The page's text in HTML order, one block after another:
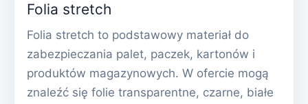
Folia stretch
Folia stretch to podstawowy materiał do
zabezpieczania palet, paczek, kartonów i
produktów magazynowych. W ofercie mogą
znaleźć się folie transparentne, czarne, białe